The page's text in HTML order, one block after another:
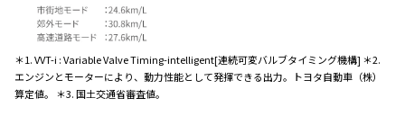
＊1. VVT-i : Variable Valve Timing-intelligent[連続可変バルブタイミング機構] ＊2.
エンジンとモーターにより、動力性能として発揮できる出力。トヨタ自動車（株）
算定値。 ＊3. 国土交通省審査値。